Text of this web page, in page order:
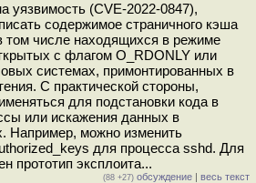
уязвимость (CVE-2022-0847),
содержимое страничного кэша
числе находящихся в режиме
с флагом O_RDONLY или
системах, примонтированных в
С практической стороны,
для подстановки кода в
или искажения данных в
Например, можно изменить
для процесса sshd. Для
прототип эксплоита...
(88 +27) обсуждение | весь текст